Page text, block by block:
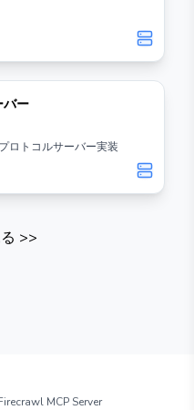
バー
ロトコルサーバー実装
>>
MCP Server